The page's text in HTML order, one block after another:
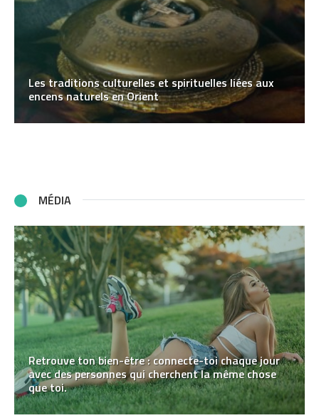
Les traditions culturelles et spirituelles liées aux
encens naturels en Orient
MÉDIA
Retrouve ton bien-être : connecte-toi chaque jour
avec des personnes qui cherchent la même chose
que toi.